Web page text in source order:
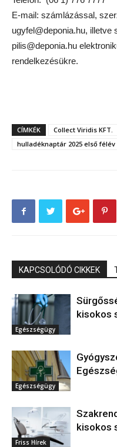
E-mail: számlázással,
ugyfel@deponia.hu,
pilis@deponia.hu
rendelkezésükre.
CÍMKÉK Collect Viridis KFT.
hulladéknaptár 2025 első félév
KAPCSOLÓDÓ CIKKEK
Egészségügy
kisokos
Egészségügy
Friss Hírek
kisokos